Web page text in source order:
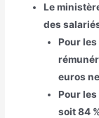
Le
des
Pour les
euros
Pour
soit 84